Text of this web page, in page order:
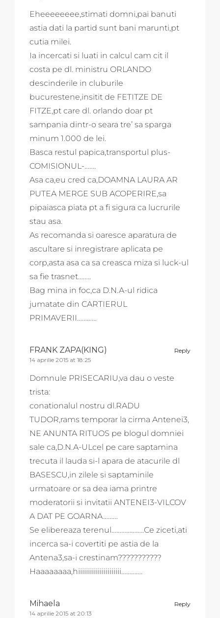
Eheeeeeeee,stimati domni,pai banuti
astia dati la partid sunt bani marunti,pt
cutia milei.
Ia incercati si luati in calcul cam cit il
costa pe dl. ministru ORLANDO
descinderile in cluburile
bucurestene,insitit de FETITZE DE
FITZE,pt care dl. orlando doar pt
sampania dintr-o seara tre’ sa sparga
minum 1.000 de lei.
Basca restul papica,transportul plus-
COMISIONUL-…….
Asa ca,eu cred ca,DOAMNA LAURA AR
PUTEA MERGE SUB ACOPERIRE,sa
pipaiasca piata pt a fi sigura ca lucrurile
stau asa.
As recomanda si oaresce aparatura de
ascultare si inregistrare aplicata pe
corp,asta asa ca sa creasca miza si luck-ul
sa fie trasnet……..
Bag mina in foc,ca D.N.A-ul ridica
jumatate din CARTIERUL
PRIMAVERII…………
Reply
FRANK ZAPA(KING)
14 aprilie 2015 at 18:25
Domnule PRISECARIU,va dau o veste
trista:
conationalul nostru dl.RADU
TUDOR,rams temporar la cirma Antenei3,
NE ANUNTA RITUOS pe blogul domniei
sale ca,D.N.A-ULcel pe care saptamina
trecuta il lauda si-l apara de atacurile dl
BASESCU,in zilele si saptaminile
urmatoare or sa dea iama printre
moderatorii si invitatii ANTENEI3-VILCOV
A DAT PE GOARNA………
Se elibereaza terenul………………..Ce ziceti,ati
incerca sa-i covertiti pe astia de la
Antena3,sa-i crestinam???????????
Haaaaaaaa,hiiiiiiiiiiiiiiiiiiiiii………….
Reply
Mihaela
14 aprilie 2015 at 20:13